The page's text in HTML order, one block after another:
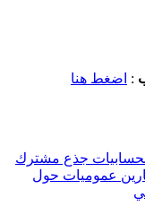
: اضغط هنا
جذع مشترك
عموميات حول